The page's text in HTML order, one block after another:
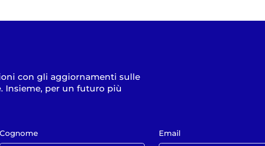
con gli aggiornamenti sulle
Insieme, per un futuro più
Cognome Email